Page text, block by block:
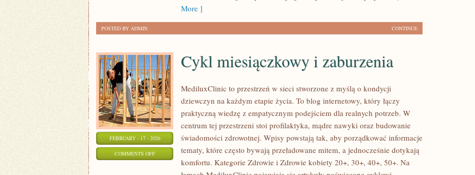
More ]
CONTINUE
POSTED BY ADMIN
FEBRUARY - 17 - 2026
COMMENTS OFFON
Cykl miesiączkowy i zaburzenia
MediluxClinic to przestrzeń w sieci stworzone z myślą o kondycji
dziewczyn na każdym etapie życia. To blog internetowy, który łączy
praktyczną wiedzę z empatycznym podejściem dla realnych potrzeb. W
centrum tej przestrzeni stoi profilaktyka, mądre nawyki oraz budowanie
świadomości zdrowotnej. Wpisy powstają tak, aby porządkować informacje
tematy, które często bywają przeładowane mitem, a jednocześnie dotykają
komfortu. Kategorie Zdrowie i Zdrowie kobiety 20+, 30+, 40+, 50+. Na